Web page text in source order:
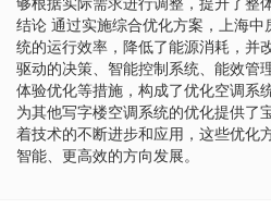
结论 通过实施综合优化方案，上海
统的运行效率，降低了能源消耗，并
驱动的决策、智能控制系统、能效管
体验优化等措施，构成了优化空调系
为其他写字楼空调系统的优化提供了
着技术的不断进步和应用，这些优化
智能、更高效的方向发展。